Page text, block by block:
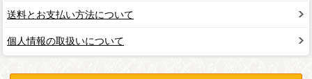
送料とお支払い方法について
個人情報の取扱いについて